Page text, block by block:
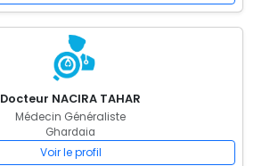
Docteur NACIRA TAHAR
Médecin Généraliste
Ghardaia
Voir le profil